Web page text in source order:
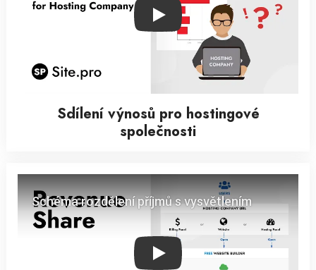
Play
Sdílení výnosů pro hostingové
společnosti
Play